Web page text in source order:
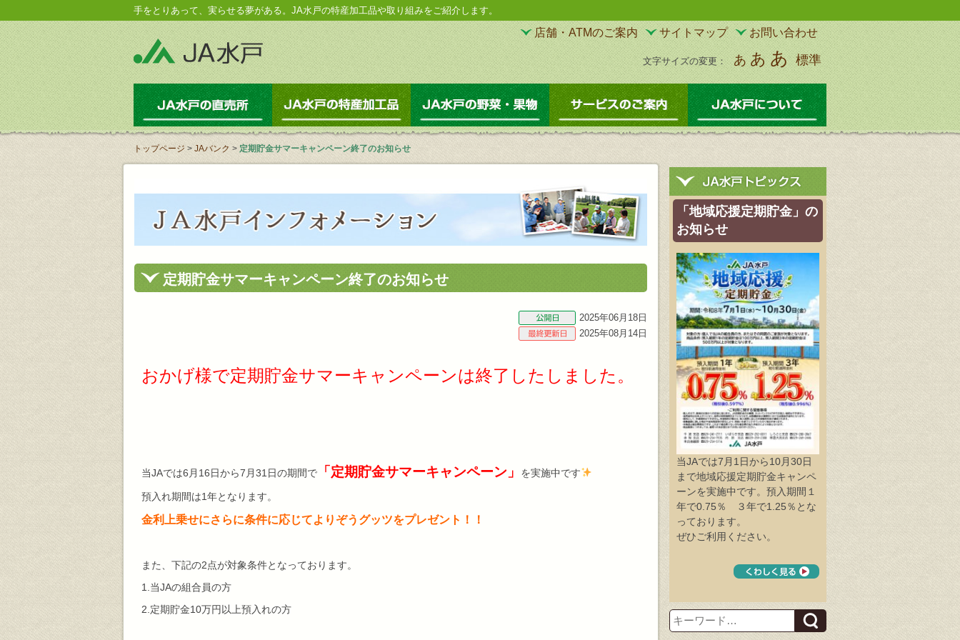
手をとりあって、実らせる夢がある。JA水戸の特産加工品や取り組みをご紹介します。
お問い合わせ
サイトマップ
店舗・ATMのご案内
あ あ あ 標準
文字サイズの変更：
JA水戸の直売所 JA水戸の特産加工品 JA水戸の野菜・果物 サービスのご案内 JA水戸について
トップページ > JAバンク > 定期貯金サマーキャンペーン終了のお知らせ
定期貯金サマーキャンペーン終了のお知らせ
2025年06月18日
2025年08月14日
おかげ様で定期貯金サマーキャンペーンは終了したしました。
当JAでは6月16日から7月31日の期間で 「定期貯金サマーキャンペーン」 を実施中です
預入れ期間は1年となります。
金利上乗せにさらに条件に応じてよりぞうグッツをプレゼント！！
また、下記の2点が対象条件となっております。
1.当JAの組合員の方
2.定期貯金10万円以上預入れの方
「地域応援定期貯金」の
お知らせ
当JAでは7月1日から10月30日
まで地域応援定期貯金キャンペ
ーンを実施中です。預入期間１
年で0.75％ ３年で1.25％とな
っております。
ぜひご利用ください。
Search